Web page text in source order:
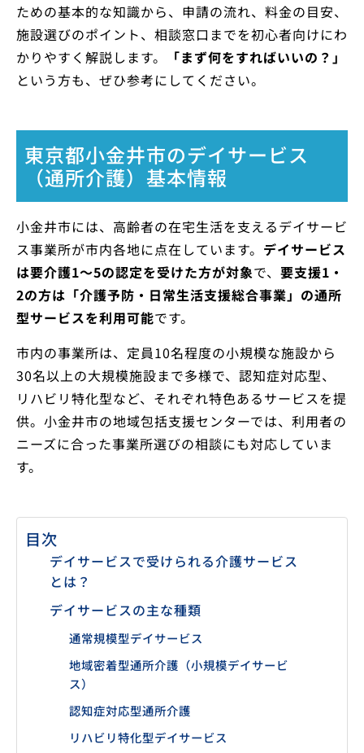
ための基本的な知識から、申請の流れ、料金の目安、
施設選びのポイント、相談窓口までを初心者向けにわ
かりやすく解説します。
「まず何をすればいいの？」
という方も、ぜひ参考にしてください。
東京都小金井市のデイサービス
（通所介護）基本情報
小金井市には、高齢者の在宅生活を支えるデイサービ
ス事業所が市内各地に点在しています。 デイサービス
は要介護1～5の認定を受けた方が対象で、 要支援1・
2の方は「介護予防・日常生活支援総合事業」の通所
型サービスを利用可能です。
市内の事業所は、定員10名程度の小規模な施設から
30名以上の大規模施設まで多様で、認知症対応型、
リハビリ特化型など、それぞれ特色あるサービスを提
供。小金井市の地域包括支援センターでは、利用者の
ニーズに合った事業所選びの相談にも対応していま
す。
目次
デイサービスで受けられる介護サービス
とは？
デイサービスの主な種類
通常規模型デイサービス
地域密着型通所介護（小規模デイサービ
ス）
認知症対応型通所介護
リハビリ特化型デイサービス